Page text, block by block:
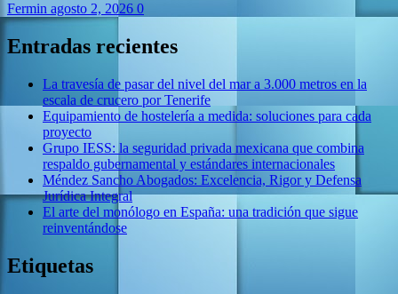
Fermin agosto 2, 2026 0
Entradas recientes
La travesía de pasar del nivel del mar a 3.000 metros en la
escala de crucero por Tenerife
Equipamiento de hostelería a medida: soluciones para cada
proyecto
Grupo IESS: la seguridad privada mexicana que combina
respaldo gubernamental y estándares internacionales
Méndez Sancho Abogados: Excelencia, Rigor y Defensa
Jurídica Integral
El arte del monólogo en España: una tradición que sigue
reinventándose
Etiquetas